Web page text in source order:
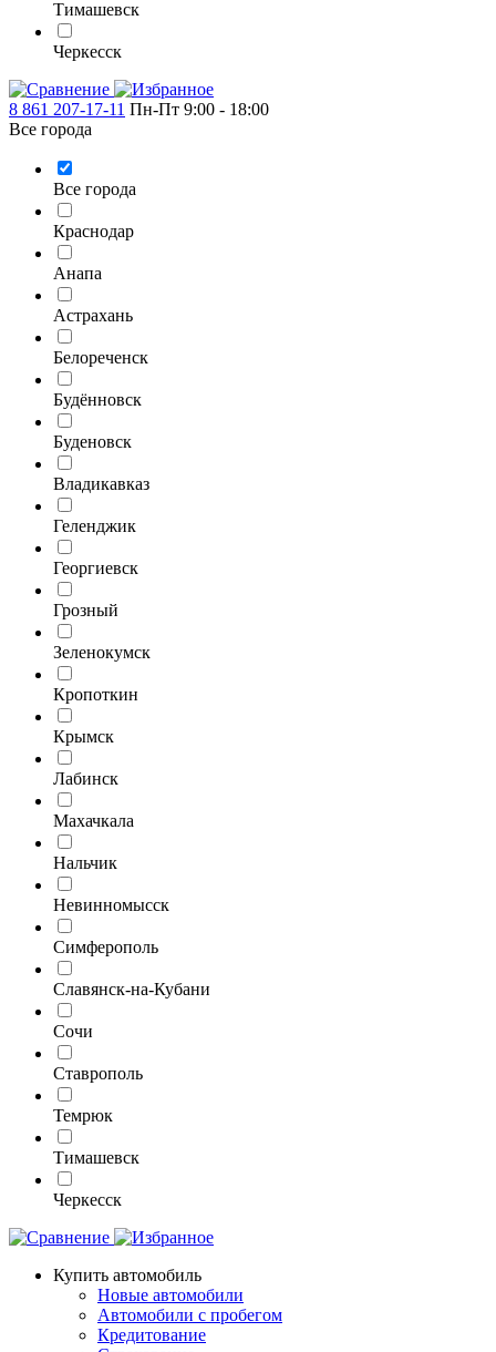
Тимашевск
Черкесск
8 861 207-17-11 Пн-Пт 9:00 - 18:00
Все города
Все города
Краснодар
Анапа
Астрахань
Белореченск
Будённовск
Буденовск
Владикавказ
Геленджик
Георгиевск
Грозный
Зеленокумск
Кропоткин
Крымск
Лабинск
Махачкала
Нальчик
Невинномысск
Симферополь
Славянск-на-Кубани
Сочи
Ставрополь
Темрюк
Тимашевск
Черкесск
Купить автомобиль
Новые автомобили
Автомобили с пробегом
Кредитование